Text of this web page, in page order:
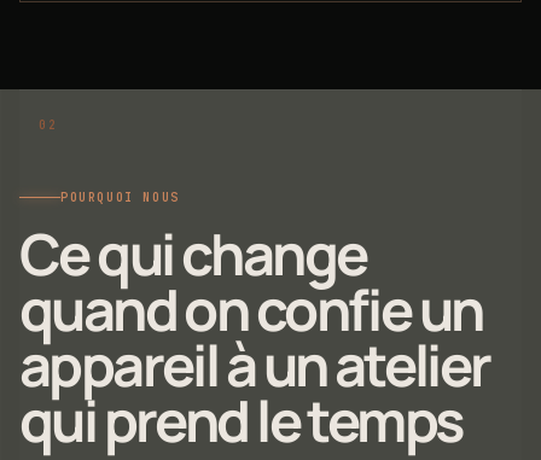
POURQUOI NOUS
Ce qui change
quand on confie un
appareil à un atelier
qui prend le temps